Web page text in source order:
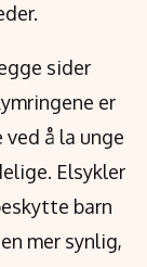
sider
er
å la unge
Elsykler
barn
mer synlig,